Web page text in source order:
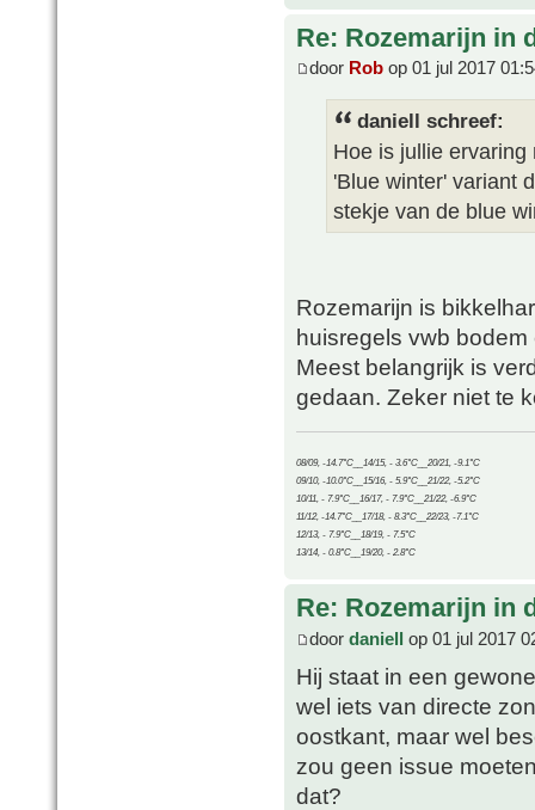
Re: Rozemarijn in
door Rob op 01 jul 2017
daniell schreef:
Hoe is jullie
'Blue winter' variant
stekje van de blue
Rozemarijn is
huisregels vwb
Meest belangrijk is
gedaan. Zeker niet te
08/09, -14.7°C__14/15, - 3.6°C__20/21, -9.1°C
09/10, -10.0°C__15/16, - 5.9°C__21/22, -5.2°C
10/11, - 7.9°C__16/17, - 7.9°C__21/22, -6.9°C
11/12, -14.7°C__17/18, - 8.3°C__22/23, -7.1°C
12/13, - 7.9°C__18/19, - 7.5°C
13/14, - 0.8°C__19/20, - 2.8°C
Re: Rozemarijn in
door daniell op 01 jul 2017
Hij staat in een
wel iets van directe
oostkant, maar wel
zou geen issue
dat?